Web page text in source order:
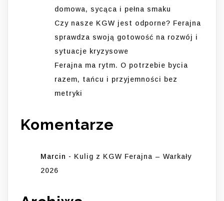
domowa, sycąca i pełna smaku
Czy nasze KGW jest odporne? Ferajna
sprawdza swoją gotowość na rozwój i
sytuacje kryzysowe
Ferajna ma rytm. O potrzebie bycia
razem, tańcu i przyjemności bez
metryki
Komentarze
Marcin - Kulig z KGW Ferajna – Warkały
2026